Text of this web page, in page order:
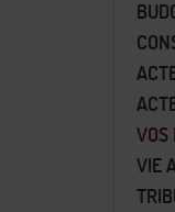
VOS
VIE